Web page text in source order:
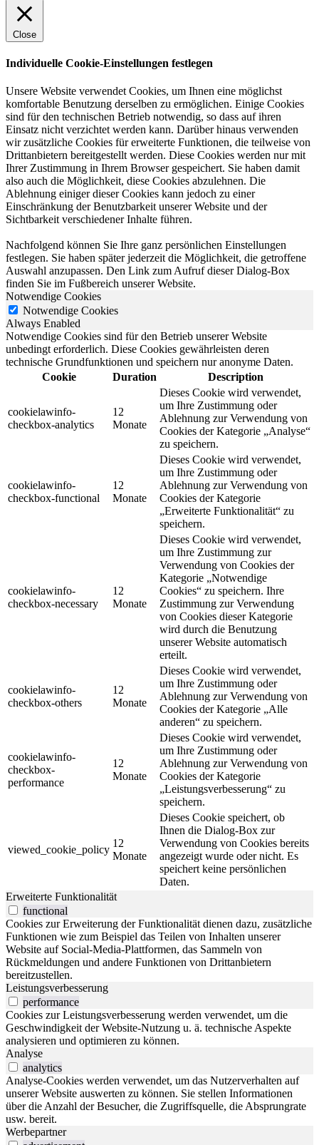
Close
Individuelle Cookie-Einstellungen festlegen
Unsere Website verwendet Cookies, um Ihnen eine möglichst
komfortable Benutzung derselben zu ermöglichen. Einige Cookies
sind für den technischen Betrieb notwendig, so dass auf ihren
Einsatz nicht verzichtet werden kann. Darüber hinaus verwenden
wir zusätzliche Cookies für erweiterte Funktionen, die teilweise von
Drittanbietern bereitgestellt werden. Diese Cookies werden nur mit
Ihrer Zustimmung in Ihrem Browser gespeichert. Sie haben damit
also auch die Möglichkeit, diese Cookies abzulehnen. Die
Ablehnung einiger dieser Cookies kann jedoch zu einer
Einschränkung der Benutzbarkeit unserer Website und der
Sichtbarkeit verschiedener Inhalte führen.
Nachfolgend können Sie Ihre ganz persönlichen Einstellungen
festlegen. Sie haben später jederzeit die Möglichkeit, die getroffene
Auswahl anzupassen. Den Link zum Aufruf dieser Dialog-Box
finden Sie im Fußbereich unserer Website.
Notwendige Cookies
Notwendige Cookies
Always Enabled
Notwendige Cookies sind für den Betrieb unserer Website
unbedingt erforderlich. Diese Cookies gewährleisten deren
technische Grundfunktionen und speichern nur anonyme Daten.
Cookie
Duration Description
cookielawinfo-
checkbox-analytics
12
Monate
Dieses Cookie wird verwendet,
um Ihre Zustimmung oder
Ablehnung zur Verwendung von
Cookies der Kategorie „Analyse“
zu speichern.
cookielawinfo-
checkbox-functional
12
Monate
Dieses Cookie wird verwendet,
um Ihre Zustimmung oder
Ablehnung zur Verwendung von
Cookies der Kategorie
„Erweiterte Funktionalität“ zu
speichern.
cookielawinfo-
checkbox-necessary
12
Monate
Dieses Cookie wird verwendet,
um Ihre Zustimmung zur
Verwendung von Cookies der
Kategorie „Notwendige
Cookies“ zu speichern. Ihre
Zustimmung zur Verwendung
von Cookies dieser Kategorie
wird durch die Benutzung
unserer Website automatisch
erteilt.
cookielawinfo-
checkbox-others
12
Monate
Dieses Cookie wird verwendet,
um Ihre Zustimmung oder
Ablehnung zur Verwendung von
Cookies der Kategorie „Alle
anderen“ zu speichern.
cookielawinfo-
checkbox-
performance
12
Monate
Dieses Cookie wird verwendet,
um Ihre Zustimmung oder
Ablehnung zur Verwendung von
Cookies der Kategorie
„Leistungsverbesserung“ zu
speichern.
viewed_cookie_policy
12
Monate
Dieses Cookie speichert, ob
Ihnen die Dialog-Box zur
Verwendung von Cookies bereits
angezeigt wurde oder nicht. Es
speichert keine persönlichen
Daten.
Erweiterte Funktionalität
functional
Cookies zur Erweiterung der Funktionalität dienen dazu, zusätzliche
Funktionen wie zum Beispiel das Teilen von Inhalten unserer
Website auf Social-Media-Plattformen, das Sammeln von
Rückmeldungen und andere Funktionen von Drittanbietern
bereitzustellen.
Leistungsverbesserung
performance
Cookies zur Leistungsverbesserung werden verwendet, um die
Geschwindigkeit der Website-Nutzung u. ä. technische Aspekte
analysieren und optimieren zu können.
Analyse
analytics
Analyse-Cookies werden verwendet, um das Nutzerverhalten auf
unserer Website auswerten zu können. Sie stellen Informationen
über die Anzahl der Besucher, die Zugriffsquelle, die Absprungrate
usw. bereit.
Werbepartner